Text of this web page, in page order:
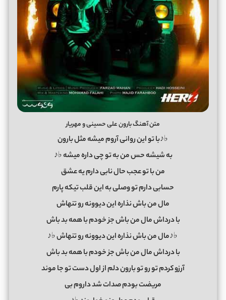
متن آهنگ بارون علی حسینی و مهریار
♭♪با تو این روانی آروم میشه مثل بارون
به شیشه حس من به تو چی داره میشه ♭♪
من با تو عجب حال نابی دارم یه عشق
حسابی دارم تو وصلی به این قلب تیکه پارم
مال من باش نذاره این دیوونه رو تنهاش
با درداش مال من باش جز خودم با همه بد باش
♭♪مال من باش نذاره این دیوونه رو تنهاش ♭♪
با درداش مال من باش جز خودم با همه بد باش
آرزو کردم تو رو تو بارون دلم از اول دست تو جا موند
مریضت بودم صدات شد داروم بی